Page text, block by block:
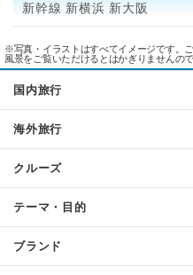
新幹線 新横浜 新大阪
※写真・イラストはすべてイメージです。
風景をご覧いただけるとはかぎりませんの
国内旅行
海外旅行
クルーズ
テーマ・目的
ブランド